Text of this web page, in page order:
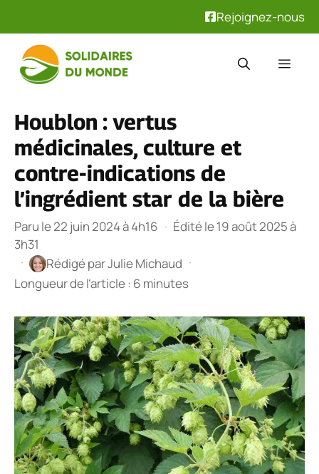
Rejoignez-nous
contenu
Houblon : vertus
médicinales, culture et
contre-indications de
l’ingrédient star de la bière
Paru le 22 juin 2024 à 4h16 · Édité le 19 août 2025 à
3h31
·
Rédigé parJulie Michaud ·
Longueur de l’article : 6 minutes